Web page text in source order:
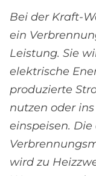
Bei der Kraft-
ein
Leistung. Sie
elektrische
produzierte
nutzen oder
einspeisen.
wird zu